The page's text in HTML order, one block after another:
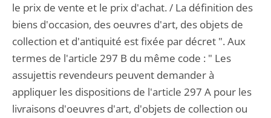
le prix de vente et le prix d'achat. / La définition des
biens d'occasion, des oeuvres d'art, des objets de
collection et d'antiquité est fixée par décret ". Aux
termes de l'article 297 B du même code : " Les
assujettis revendeurs peuvent demander à
appliquer les dispositions de l'article 297 A pour les
livraisons d'oeuvres d'art, d'objets de collection ou